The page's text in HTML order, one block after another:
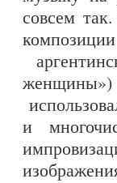
совсем
женщины»)
и